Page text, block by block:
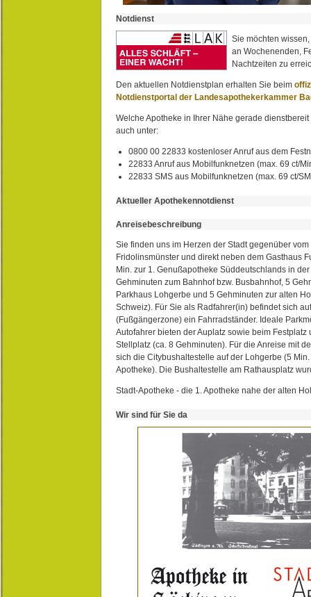
Notdienst
Sie möchten
an Wochenenden,
Nachtzeiten zu
Den aktuellen Notdienstplan erhalten Sie beim
Notdienstportal der Landesapothekerkammer
Welche Apotheke in Ihrer Nähe gerade
auch unter:
0800 00 22833 kostenloser Anruf aus dem
22833 Anruf aus Mobilfunknetzen (max. 69 ct/
22833 SMS aus Mobilfunknetzen (max. 69 ct/
Aktueller Apothekennotdienst
Anreisebeschreibung
Sie finden uns im Herzen der Stadt gegenüber
Fridolinsmünster und direkt neben dem Gasthaus
Min. zur 1. Genußapotheke Süddeutschlands in
Gehminuten zum Bahnhof bzw. Busbahnhof, 5
Parkhaus Lohgerbe und 5 Gehminuten zur alten
Schweiz). Für Sie als Radfahrer(in) befindet sich
(Fußgängerzone) ein Fahrradständer. Ideale
Autofahrer bieten der Auplatz sowie beim Festplatz
Stellplatz (ca. 8 Gehminuten). Für die Anreise mit
sich die Citybushaltestelle auf der Lohgerbe (5
Apotheke). Die Bushaltestelle am Rathausplatz
Stadt-Apotheke - die 1. Apotheke nahe der alten
Wir sind für Sie da